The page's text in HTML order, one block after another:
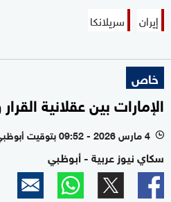
إيران سريلانكا
خاص
الإمارات بين عقلانية
l 4 مارس 2026 - 09:52 بتوقيت أبوظبي
سكاي نيوز عربية - أبوظبي